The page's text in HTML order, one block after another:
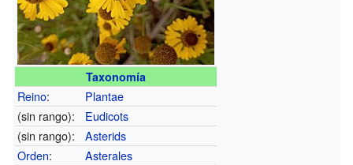
Taxonomía
Reino:
Plantae
(sin rango):
Eudicots
(sin rango):
Asterids
Orden:
Asterales